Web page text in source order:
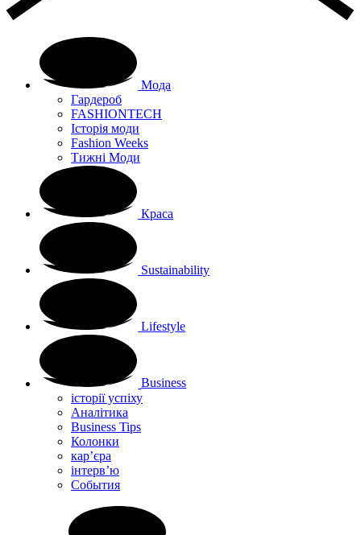
Мода
Гардероб
FASHIONTECH
Історія моди
Fashion Weeks
Тижні Моди
Краса
Sustainability
Lifestyle
Business
історії успіху
Аналітика
Business Tips
Колонки
кар’єра
інтерв’ю
Cобытия